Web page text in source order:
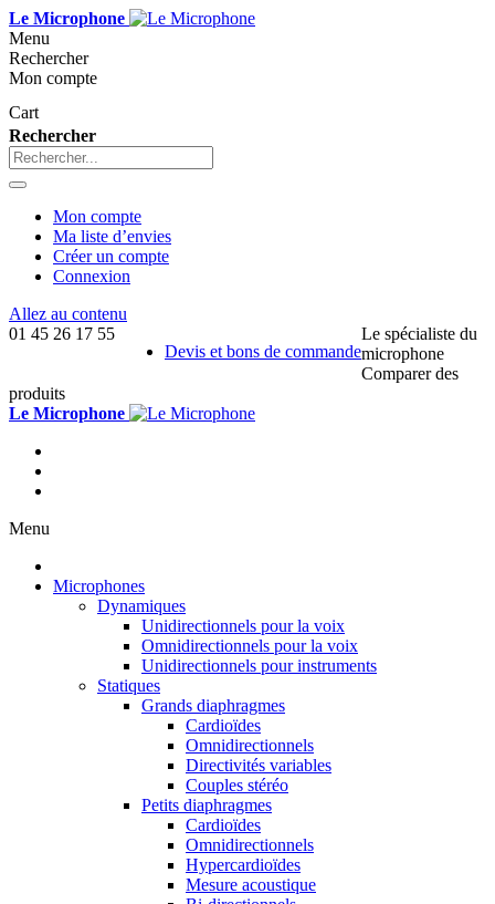
Le Microphone
Menu
Rechercher
Mon compte
Cart
Rechercher
Mon compte
Ma liste d’envies
Créer un compte
Connexion
Allez au contenu
01 45 26 17 55
Devis et bons de commande
Le spécialiste du
microphone
Comparer des
produits
Le Microphone
Menu
Microphones
Dynamiques
Unidirectionnels pour la voix
Omnidirectionnels pour la voix
Unidirectionnels pour instruments
Statiques
Grands diaphragmes
Cardioïdes
Omnidirectionnels
Directivités variables
Couples stéréo
Petits diaphragmes
Cardioïdes
Omnidirectionnels
Hypercardioïdes
Mesure acoustique